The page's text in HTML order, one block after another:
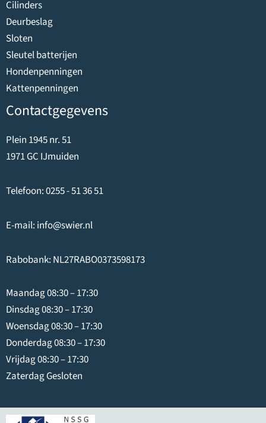
Cilinders
Deurbeslag
Sloten
Sleutel batterijen
Hondenpenningen
Kattenpenningen
Contactgegevens
Plein 1945 nr. 51
1971 GC IJmuiden
Telefoon:0255 - 51 36 51
E-mail: info@swier.nl
Rabobank: NL27RABO0373598173
Maandag 08:30 – 17:30
Dinsdag 08:30 – 17:30
Woensdag 08:30 – 17:30
Donderdag 08:30 – 17:30
Vrijdag 08:30 – 17:30
Zaterdag Gesloten